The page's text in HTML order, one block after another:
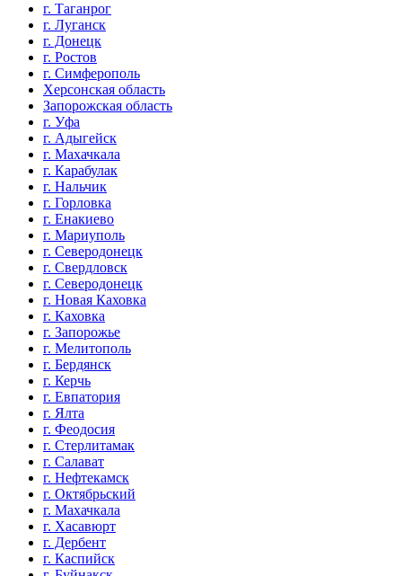
г. Таганрог
г. Луганск
г. Донецк
г. Ростов
г. Симферополь
Херсонская область
Запорожская область
г. Уфа
г. Адыгейск
г. Махачкала
г. Карабулак
г. Нальчик
г. Горловка
г. Енакиево
г. Мариуполь
г. Северодонецк
г. Свердловск
г. Северодонецк
г. Новая Каховка
г. Каховка
г. Запорожье
г. Мелитополь
г. Бердянск
г. Керчь
г. Евпатория
г. Ялта
г. Феодосия
г. Стерлитамак
г. Салават
г. Нефтекамск
г. Октябрьский
г. Махачкала
г. Хасавюрт
г. Дербент
г. Каспийск